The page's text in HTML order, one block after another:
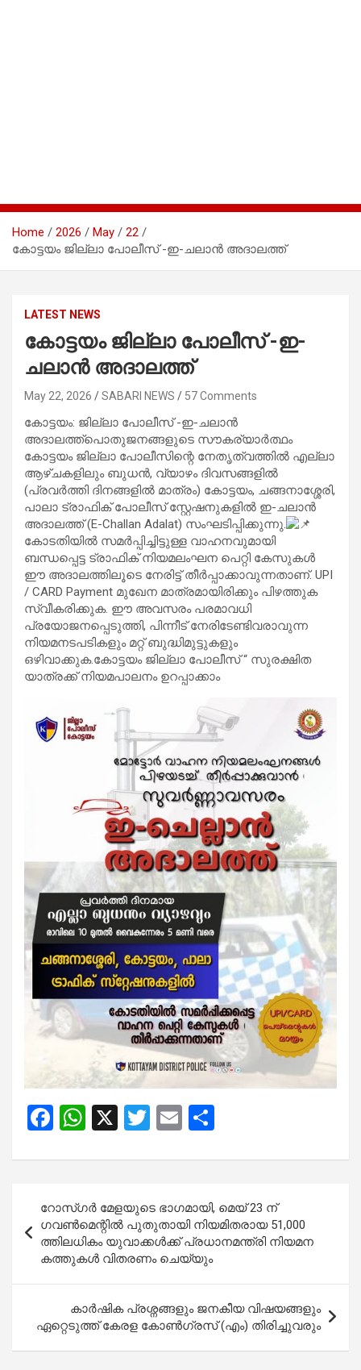
Home 2026 May
22
കോട്ടയം ജില്ലാ പോലീസ് -ഇ-ചലാൻ അദാലത്ത്
LATEST NEWS
കോട്ടയം ജില്ലാ പോലീസ് -ഇ-
ചലാൻ അദാലത്ത്
May 22, 2026 SABARI NEWS 57 Comments
കോട്ടയം: ജില്ലാ പോലീസ് -ഇ-ചലാൻ
അദാലത്ത്പൊതുജനങ്ങളുടെ സൗകര്യാർത്ഥം
കോട്ടയം ജില്ലാ പോലീസിന്റെ നേതൃത്വത്തിൽ എല്ലാ
ആഴ്ചകളിലും ബുധൻ, വ്യാഴം ദിവസങ്ങളിൽ
(പ്രവർത്തി ദിനങ്ങളിൽ മാത്രം) കോട്ടയം, ചങ്ങനാശ്ശേരി,
പാലാ ട്രാഫിക് പോലീസ് സ്റ്റേഷനുകളിൽ ഇ-ചലാൻ
അദാലത്ത് (E-Challan Adalat) സംഘടിപ്പിക്കുന്നു.
കോടതിയിൽ സമർപ്പിച്ചിട്ടുള്ള വാഹനവുമായി
ബന്ധപ്പെട്ട ട്രാഫിക് നിയമലംഘന പെറ്റി കേസുകൾ
ഈ അദാലത്തിലൂടെ നേരിട്ട് തീർപ്പാക്കാവുന്നതാണ്. UPI
/ CARD Payment മുഖേന മാത്രമായിരിക്കും പിഴത്തുക
സ്വീകരിക്കുക. ഈ അവസരം പരമാവധി
പ്രയോജനപ്പെടുത്തി, പിന്നീട് നേരിടേണ്ടിവരാവുന്ന
നിയമനടപടികളും മറ്റ് ബുദ്ധിമുട്ടുകളും
ഒഴിവാക്കുക.കോട്ടയം ജില്ലാ പോലീസ് “ സുരക്ഷിത
യാത്രക്ക് നിയമപാലനം ഉറപ്പാക്കാം
F
ce
o
o
k
W
at
s
A
p
p
X
T
tt
E
ail ar
navigation
റോസ്ഗർ മേളയുടെ ഭാഗമായി, മെയ് 23 ന് ​
ഗവൺമെന്റിൽ പുതുതായി നിയമിതരായ 51,000
ത്തിലധികം യുവാക്കൾക്ക് പ്രധാനമന്ത്രി നിയമന
കത്തുകൾ വിതരണം ചെയ്യും
കാർഷിക പ്രശ്നങ്ങളും ജനകീയ വിഷയങ്ങളും
ഏറ്റെടുത്ത് കേരള കോൺഗ്രസ് (എം) തിരിച്ചുവരും